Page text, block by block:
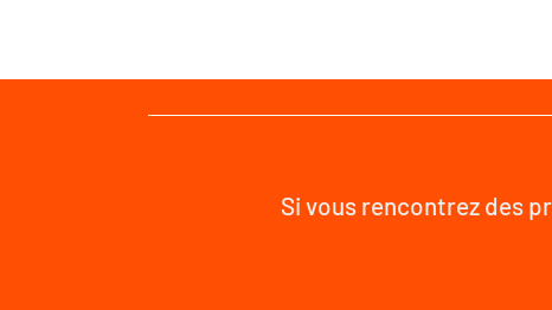
Si vous rencontrez des